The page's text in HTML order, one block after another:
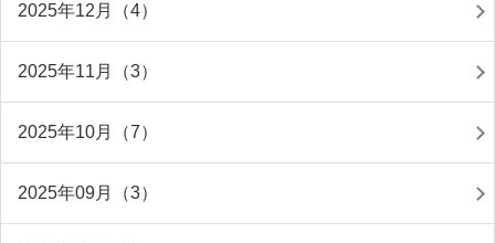
2025年12月（4）
2025年11月（3）
2025年10月（7）
2025年09月（3）